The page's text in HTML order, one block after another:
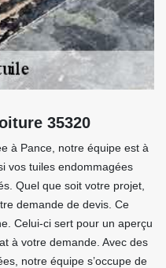
35320
à Pance, notre équipe est à
vos tuiles endommagées
Quel que soit votre projet,
demande de devis. Ce
Celui-ci sert pour un aperçu
à votre demande. Avec des
notre équipe s’occupe de